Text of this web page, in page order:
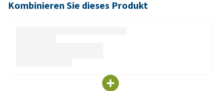
Kombinieren Sie dieses Produkt